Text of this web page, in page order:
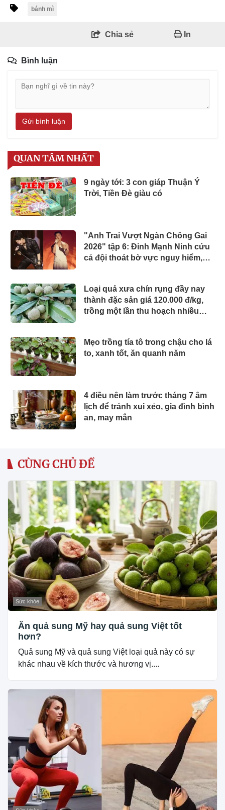
bánh mì
Chia sẻ In
Bình luận
Gửi bình luận
QUAN TÂM NHẤT
9 ngày tới: 3 con giáp Thuận Ý
Trời, Tiền Đè giàu có
"Anh Trai Vượt Ngàn Chông Gai
2026" tập 6: Đinh Mạnh Ninh cứu
cả đội thoát bờ vực nguy hiểm,
Loại quả xưa chín rụng đầy nay
thành đặc sản giá 120.000 đ/kg,
trồng một lần thu hoạch nhiều
Mẹo trồng tía tô trong chậu cho lá
to, xanh tốt, ăn quanh năm
4 điều nên làm trước tháng 7 âm
lịch để tránh xui xẻo, gia đình bình
an, may mắn
CÙNG CHỦ ĐỀ
Sức khỏe
Ăn quả sung Mỹ hay quả sung Việt tốt
hơn?
Quả sung Mỹ và quả sung Việt loại quả này có sự
khác nhau về kích thước và hương vị....